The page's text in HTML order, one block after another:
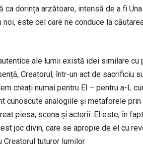
dorința arzătoare, intensă de a fi
este cel care ne conduce la
ale lumii există idei similare cu
Creatorul, într-un act de sacrificiu
creați numai pentru El – pentru a-L
cunoscute analogiile și metaforele
piesa, scena și actorii. El este, în
joc divin, care se apropie de el cu
Creatorul tuturor lumilor.